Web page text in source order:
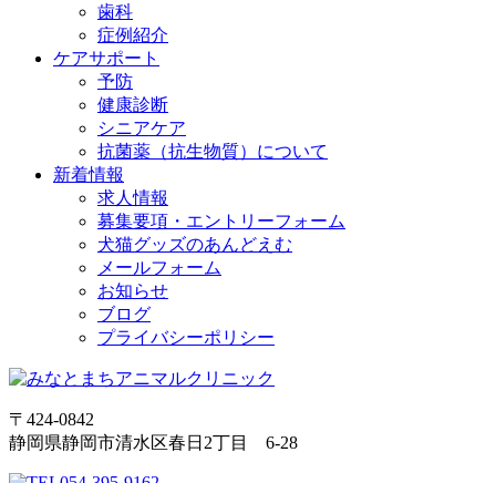
歯科
症例紹介
ケアサポート
予防
健康診断
シニアケア
抗菌薬（抗生物質）について
新着情報
求人情報
募集要項・エントリーフォーム
犬猫グッズのあんどえむ
メールフォーム
お知らせ
ブログ
プライバシーポリシー
〒424-0842
静岡県静岡市清水区春日2丁目 6-28